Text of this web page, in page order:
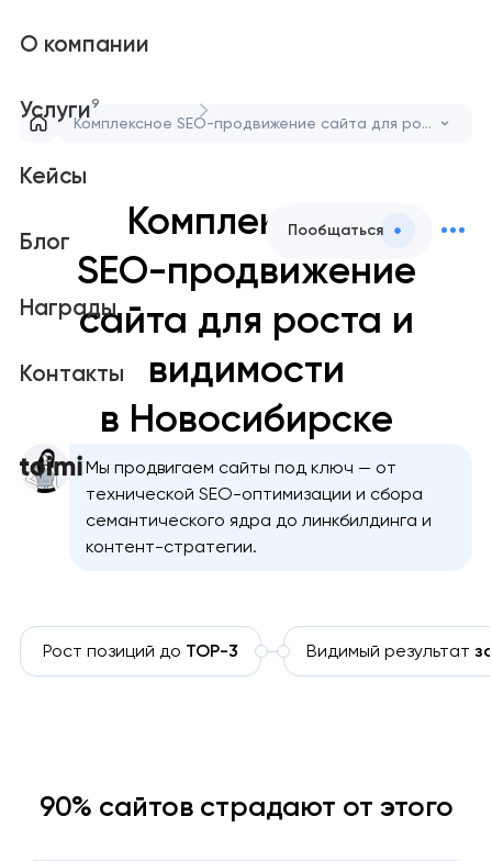
О компании
Услуги9
Кейсы
Блог
Награды
Контакты
Пообщаться
Комплексное SEO-продвижение сайта для роста и видимости
Комплексное
SEO-продвижение
сайта для роста и
видимости
в Новосибирске
Мы продвигаем сайты под ключ — от
технической SEO-оптимизации и сбора
семантического ядра до линкбилдинга и
контент-стратегии.
Рост позиций до TOP-3 Видимый результат
90% сайтов страдают от этого